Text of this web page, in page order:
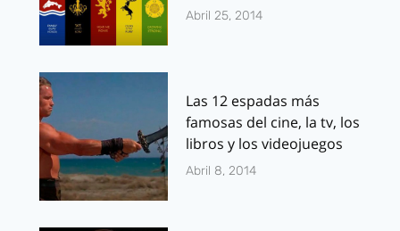
Abril 25, 2014
Las 12 espadas más
famosas del cine, la tv, los
libros y los videojuegos
Abril 8, 2014